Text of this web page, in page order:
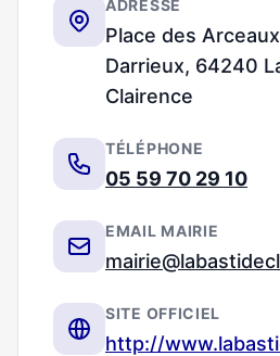
ADRESSE
Place des
Darrieux, 64240
Clairence
TÉLÉPHONE
05 59 70 29 10
EMAIL MAIRIE
SITE OFFICIEL
http://